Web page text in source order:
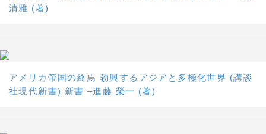
清雅 (著)
アメリカ帝国の終焉 勃興するアジアと多極化世界 (講談
社現代新書) 新書 –進藤 榮一 (著)